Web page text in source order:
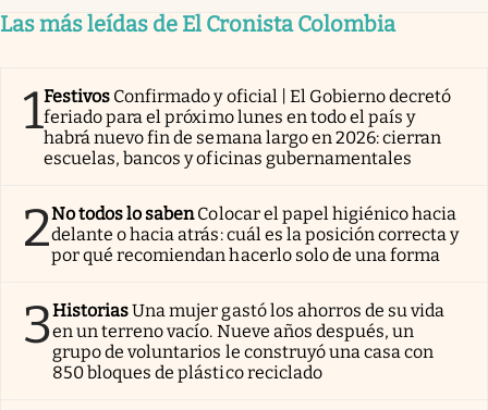
Las más leídas de El Cronista Colombia
1Festivos Confirmado y oficial | El Gobierno decretó
feriado para el próximo lunes en todo el país y
habrá nuevo fin de semana largo en 2026: cierran
escuelas, bancos y oficinas gubernamentales
2No todos lo sabenColocar el papel higiénico hacia
delante o hacia atrás: cuál es la posición correcta y
por qué recomiendan hacerlo solo de una forma
3HistoriasUna mujer gastó los ahorros de su vida
en un terreno vacío. Nueve años después, un
grupo de voluntarios le construyó una casa con
850 bloques de plástico reciclado